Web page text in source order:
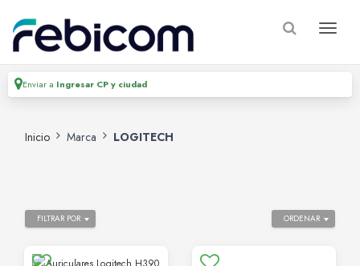
Enviar a Ingresar CP y ciudad
Inicio Marca LOGITECH
ORDENAR
FILTRAR POR